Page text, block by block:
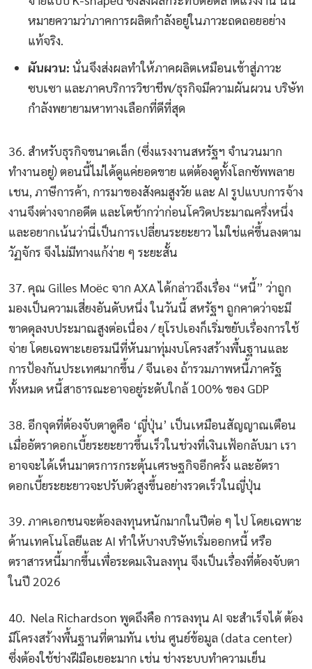
หมายความว่าภาคการผลิตกำลังอยู่ในภาวะถดถอยอย่าง
แท้จริง.
ผันผวน: นั่นจึงส่งผลทำให้ภาคผลิตเหมือนเข้าสู่ภาวะ
ซบเซา และภาคบริการวิชาชีพ/ธุรกิจมีความผันผวน บริษัท
กำลังพยายามหาทางเลือกที่ดีที่สุด
36. สำหรับธุรกิจขนาดเล็ก (ซึ่งแรงงานสหรัฐฯ จำนวนมาก
ทำงานอยู่) ตอนนี้ไม่ได้ดูแค่ยอดขาย แต่ต้องดูทั้งโลกซัพพลาย
เชน, ภาษีการค้า, การมาของสังคมสูงวัย และ AI รูปแบบการจ้าง
งานจึงต่างจากอดีต และโตช้ากว่าก่อนโควิดประมาณครึ่งหนึ่ง
และอยากเน้นว่านี่เป็นการเปลี่ยนระยะยาว ไม่ใช่แค่ขึ้นลงตาม
วัฏจักร จึงไม่มีทางแก้ง่าย ๆ ระยะสั้น
37. คุณ Gilles Moëc จาก AXA ได้กล่าวถึงเรื่อง “หนี้” ว่าถูก
มองเป็นความเสี่ยงอันดับหนึ่ง ในวันนี้ สหรัฐฯ ถูกคาดว่าจะมี
ขาดดุลงบประมาณสูงต่อเนื่อง / ยุโรปเองก็เริ่มขยับเรื่องการใช้
จ่าย โดยเฉพาะเยอรมนีที่หันมาทุ่มงบโครงสร้างพื้นฐานและ
การป้องกันประเทศมากขึ้น / จีนเอง ถ้ารวมภาพหนี้ภาครัฐ
ทั้งหมด หนี้สาธารณะอาจอยู่ระดับใกล้ 100% ของ GDP
38. อีกจุดที่ต้องจับตาดูคือ ‘ญี่ปุ่น’ เป็นเหมือนสัญญาณเตือน
เมื่ออัตราดอกเบี้ยระยะยาวขึ้นเร็วในช่วงที่เงินเฟ้อกลับมา เรา
อาจจะได้เห็นมาตรการกระตุ้นเศรษฐกิจอีกครั้ง และอัตรา
ดอกเบี้ยระยะยาวจะปรับตัวสูงขึ้นอย่างรวดเร็วในญี่ปุ่น
39. ภาคเอกชนจะต้องลงทุนหนักมากในปีต่อ ๆ ไป โดยเฉพาะ
ด้านเทคโนโลยีและ AI ทำให้บางบริษัทเริ่มออกหนี้ หรือ
ตราสารหนี้มากขึ้นเพื่อระดมเงินลงทุน จึงเป็นเรื่องที่ต้องจับตา
ในปี 2026
40. Nela Richardson พูดถึงคือ การลงทุน AI จะสำเร็จได้ ต้อง
มีโครงสร้างพื้นฐานที่ตามทัน เช่น ศูนย์ข้อมูล (data center)
ซึ่งต้องใช้ช่างฝีมือเยอะมาก เช่น ช่างระบบทำความเย็น